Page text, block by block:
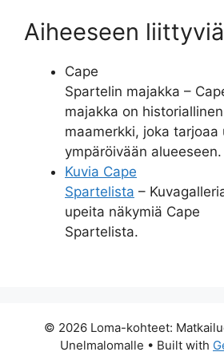
Aiheeseen
Cape
Spartelin majakka –
majakka on historiallinen
maamerkki, joka
ympäröivään alueeseen.
Kuvia Cape
Spartelista –
upeita näkymiä Cape
Spartelista.
© 2026 Loma-kohteet:
Unelmalomalle • Built with